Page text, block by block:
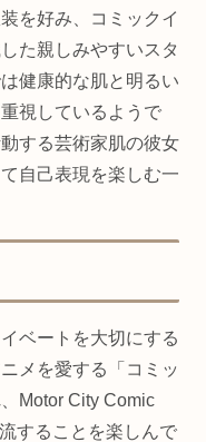
を好み、コミックイ
た親しみやすいスタ
健康的な肌と明るい
視しているようで
する芸術家肌の彼女
自己表現を楽しむ一
ベートを大切にする
メを愛する「コミッ
Motor City Comic
することを楽しんで